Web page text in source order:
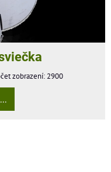
zobrazení: 2900